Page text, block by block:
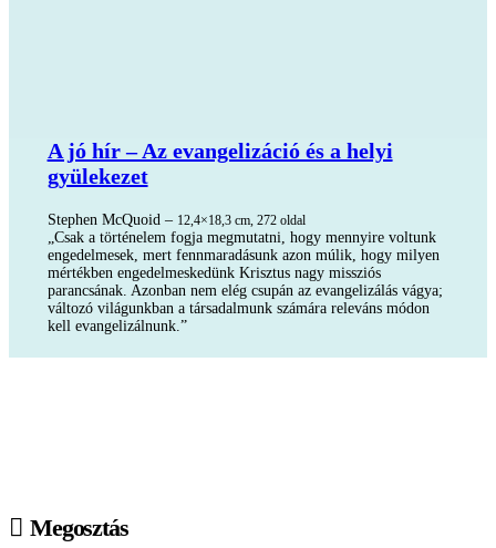
A jó hír – Az evangelizáció és a helyi
gyülekezet
Stephen McQuoid – 12,4×18,3 cm, 272 oldal
„Csak a történelem fogja megmutatni, hogy mennyire voltunk
engedelmesek, mert fennmaradásunk azon múlik, hogy milyen
mértékben engedelmeskedünk Krisztus nagy missziós
parancsának. Azonban nem elég csupán az evangelizálás vágya;
változó világunkban a társadalmunk számára releváns módon
kell evangelizálnunk.”
Megosztás